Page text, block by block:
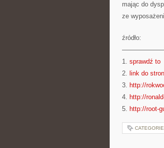
mając do
ze
źródło:
1. sprawdź to
2. link do
3. http://
4. http://
5. http://root-